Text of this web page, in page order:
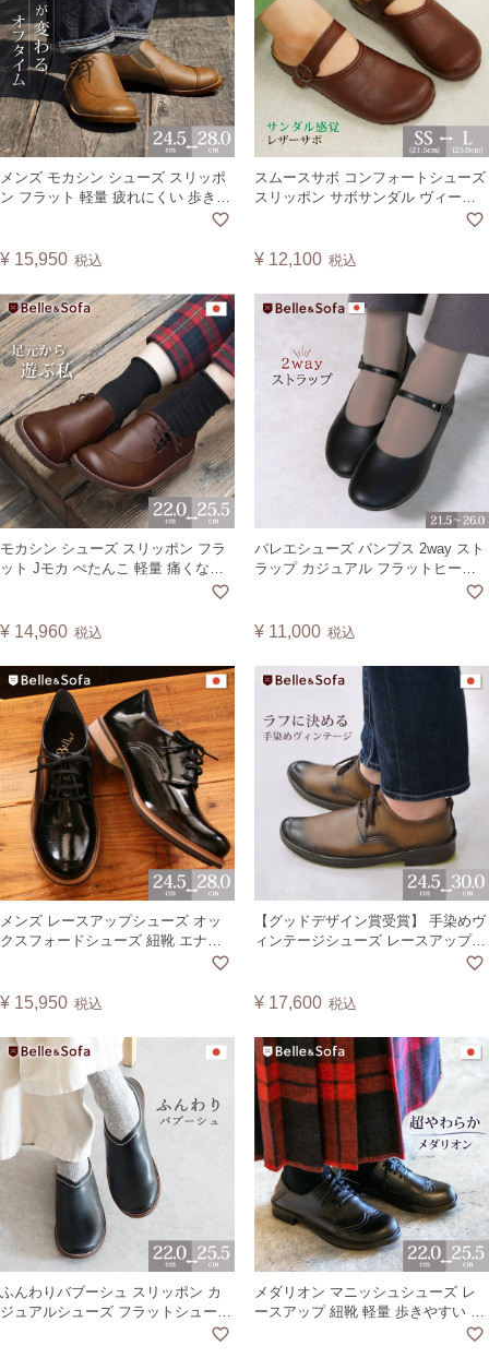
メンズ モカシン シューズ スリッポ
ン フラット 軽量 疲れにくい 歩きや
すい コンフォート カジュアル ゆっ
¥ 15,950 税込
スムースサボ コンフォートシューズ
スリッポン サボサンダル ヴィーガ
ンレザー 歩きやすい 疲れにくい 靴
¥ 12,100 税込
モカシン シューズ スリッポン フラ
ット Jモカ ぺたんこ 軽量 痛くない
疲れにくい 歩きやすい コンフォー
たり 外反母趾 日本製 リーフ LEAFL
¥ 14,960 税込
バレエシューズ パンプス 2way スト
ラップ カジュアル フラットヒール
シンプル 軽量 歩きやすい 痛くない
ザー 日本製 A0641
¥ 11,000 税込
メンズ レースアップシューズ オッ
クスフォードシューズ 紐靴 エナメ
ル 紳士靴 日本製 ROCKS 【2407】
¥ 15,950 税込
【グッドデザイン賞受賞】 手染めヴ
ィンテージシューズ レースアップシ
ューズ コンフォートシューズ カジ
HAWK2
¥ 17,600 税込
ふんわりバブーシュ スリッポン カ
ジュアルシューズ フラットシューズ
靴 日本製 レディース BEANS ビー
メダリオン マニッシュシューズ レ
ースアップ 紐靴 軽量 歩きやすい 疲
れにくい ウイングチップ ヴィーガ